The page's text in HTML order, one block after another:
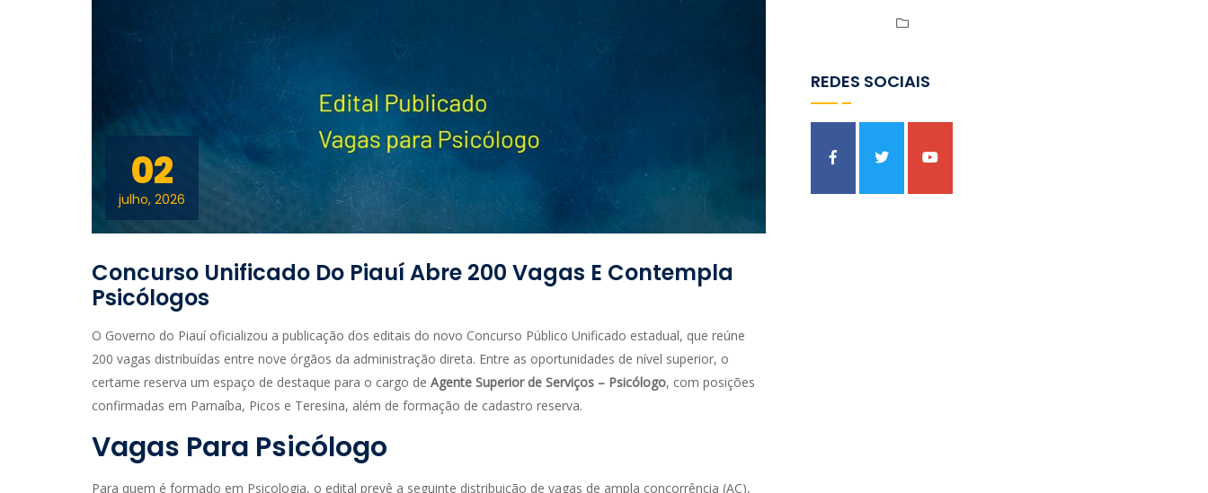
02
julho, 2026
Concurso Unificado Do Piauí Abre 200 Vagas E Contempla
Psicólogos
O Governo do Piauí oficializou a publicação dos editais do novo Concurso Público Unificado estadual, que reúne
200 vagas distribuídas entre nove órgãos da administração direta. Entre as oportunidades de nível superior, o
certame reserva um espaço de destaque para o cargo de Agente Superior de Serviços – Psicólogo, com posições
confirmadas em Parnaíba, Picos e Teresina, além de formação de cadastro reserva.
Vagas Para Psicólogo
Para quem é formado em Psicologia, o edital prevê a seguinte distribuição de vagas de ampla concorrência (AC),
REDES SOCIAIS